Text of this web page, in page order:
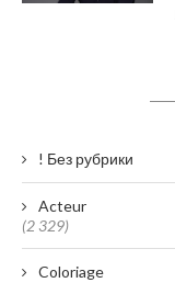
! Без рубрики
Acteur
(2 329)
Coloriage